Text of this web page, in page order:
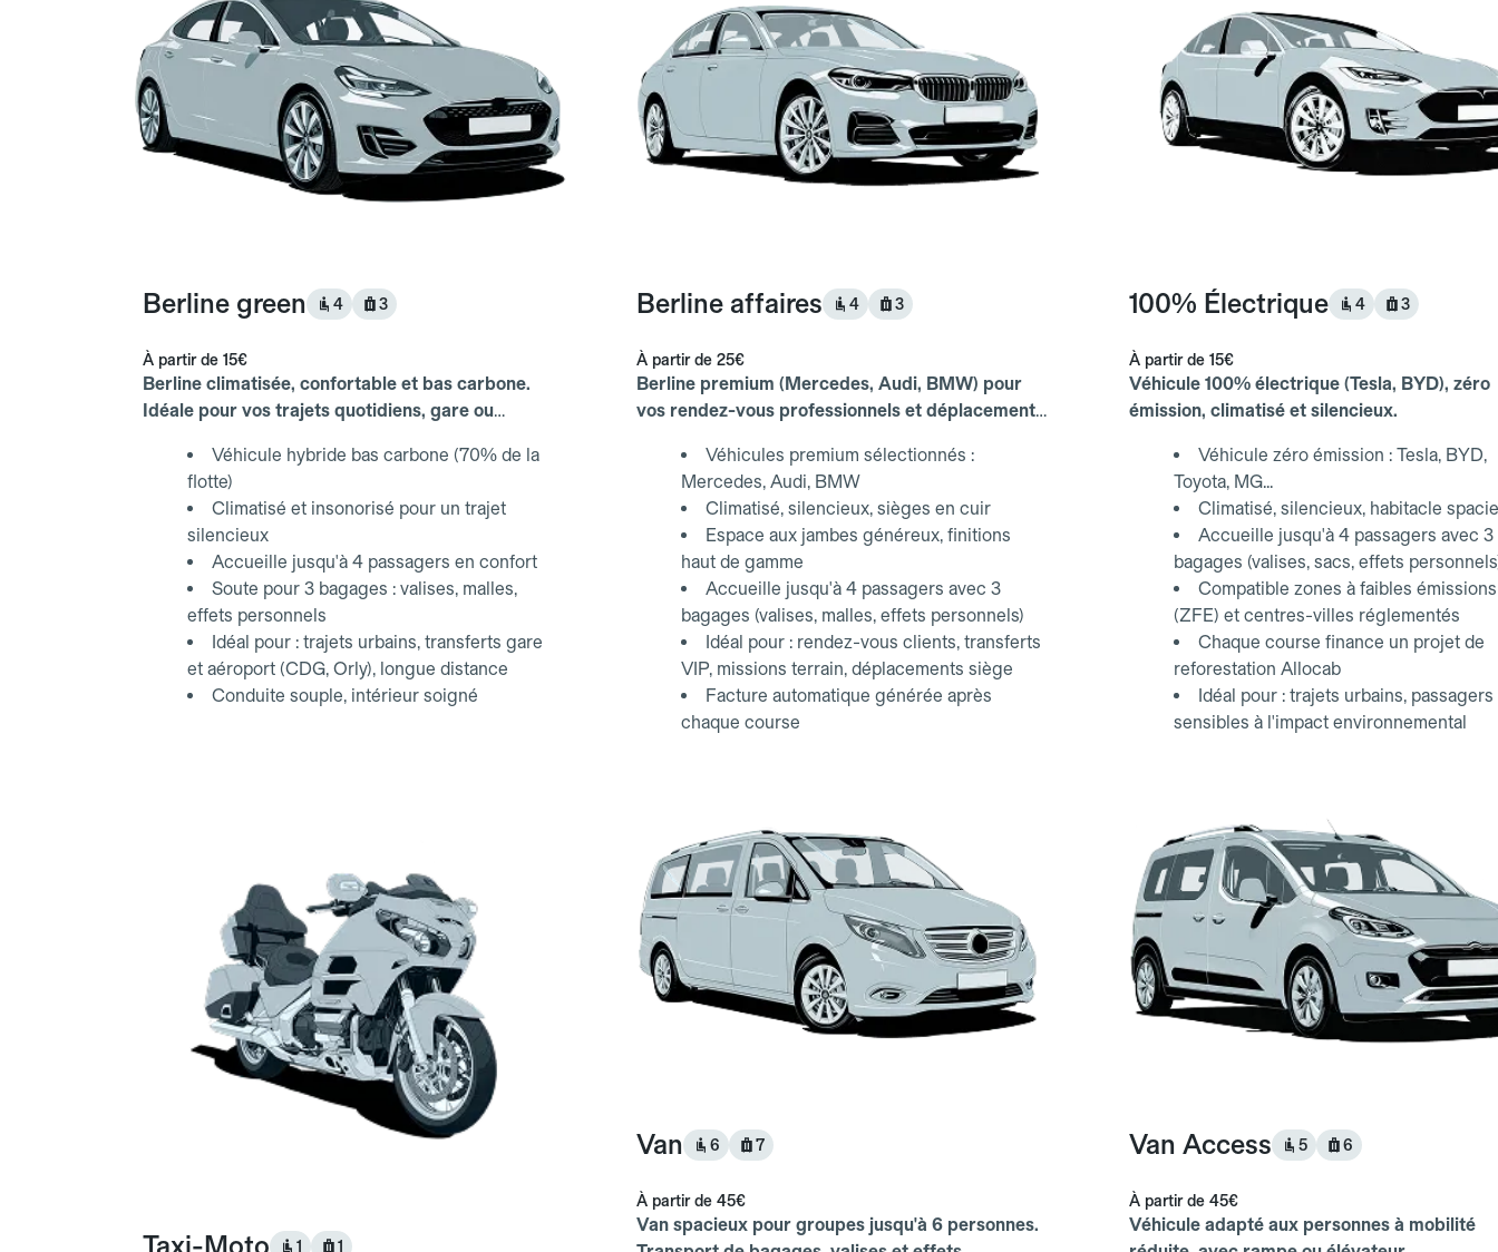
Berline green 4 3
À partir de 15€
Berline climatisée, confortable et bas carbone.
Idéale pour vos trajets quotidiens, gare ou
Véhicule hybride bas carbone (70% de la
flotte)
Climatisé et insonorisé pour un trajet
silencieux
Accueille jusqu'à 4 passagers en confort
Soute pour 3 bagages : valises, malles,
effets personnels
Idéal pour : trajets urbains, transferts gare
et aéroport (CDG, Orly), longue distance
Conduite souple, intérieur soigné
Berline affaires 4 3
À partir de 25€
Berline premium (Mercedes, Audi, BMW) pour
vos rendez-vous professionnels et déplacements
Véhicules premium sélectionnés :
Mercedes, Audi, BMW
Climatisé, silencieux, sièges en cuir
Espace aux jambes généreux, finitions
haut de gamme
Accueille jusqu'à 4 passagers avec 3
bagages (valises, malles, effets personnels)
Idéal pour : rendez-vous clients, transferts
VIP, missions terrain, déplacements siège
Facture automatique générée après
chaque course
100% Électrique 4 3
À partir de 15€
Véhicule 100% électrique (Tesla, BYD), zéro
émission, climatisé et silencieux.
Véhicule zéro émission : Tesla, BYD,
Toyota, MG...
Climatisé, silencieux, habitacle
Accueille jusqu'à 4 passagers avec 3
bagages (valises, sacs, effets
Compatible zones à faibles émissions
(ZFE) et centres-villes réglementés
Chaque course finance un projet de
reforestation Allocab
Idéal pour : trajets urbains, passagers
sensibles à l'impact environnemental
1 1
Van 6 7
À partir de 45€
Van spacieux pour groupes jusqu'à 6 personnes.
Van Access 5 6
À partir de 45€
Véhicule adapté aux personnes à mobilité